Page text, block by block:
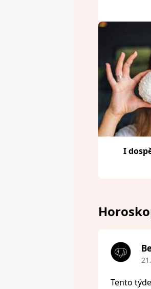
I
Tento